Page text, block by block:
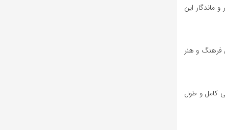
ماندگار این
فرهنگ و هنر
کامل و طول